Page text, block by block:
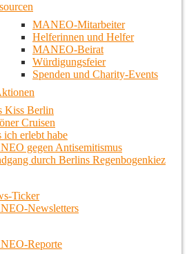
MANEO-Mitarbeiter
Helferinnen und Helfer
MANEO-Beirat
Würdigungsfeier
Spenden und Charity-Events
Kiss Berlin
Cruisen
ich erlebt habe
gegen Antisemitismus
durch Berlins Regenbogenkiez
Ticker
Newsletters
Reporte